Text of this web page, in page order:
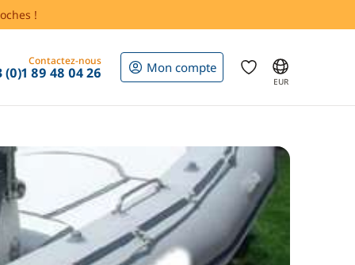
!
Contactez-nous
(0)1 89 48 04 26 Mon compte
EUR